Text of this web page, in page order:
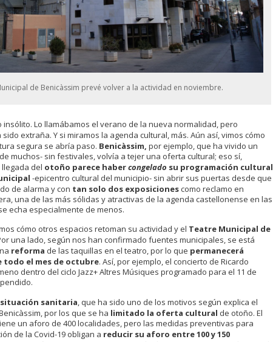
de Benicàssim prevé volver a la actividad en noviembre.
insólito. Lo llamábamos el verano de la nueva normalidad, pero
sido extraña. Y si miramos la agenda cultural, más. Aún así, vimos cómo
segura se abría paso. Benicàssim, por ejemplo, que ha vivido un
muchos- sin festivales, volvía a tejer una oferta cultural; eso sí,
del otoño parece habercongelado su programación cultural
-epicentro cultural del municipio- sin abrir sus puertas desde que
de alarma y con tan solo dos exposicionescomo reclamo en
una de las más sólidas y atractivas de la agenda castellonense en las
echa especialmente de menos.
cómo otros espacios retoman su actividad y el Teatre Municipal de
una lado, según nos han confirmado fuentes municipales, se está
reforma de las taquillas en el teatro, por lo que permanecerá
todo el mes de octubre. Así, por ejemplo, el concierto de Ricardo
dentro del ciclo Jazz+ Altres Músiques programado para el 11 de
situación sanitaria, que ha sido uno de los motivos según explica el
por los que se ha limitado la oferta cultural de otoño. El
un aforo de 400 localidades, pero las medidas preventivas para
de la Covid-19 obligan a reducir su aforo entre 100 y 150